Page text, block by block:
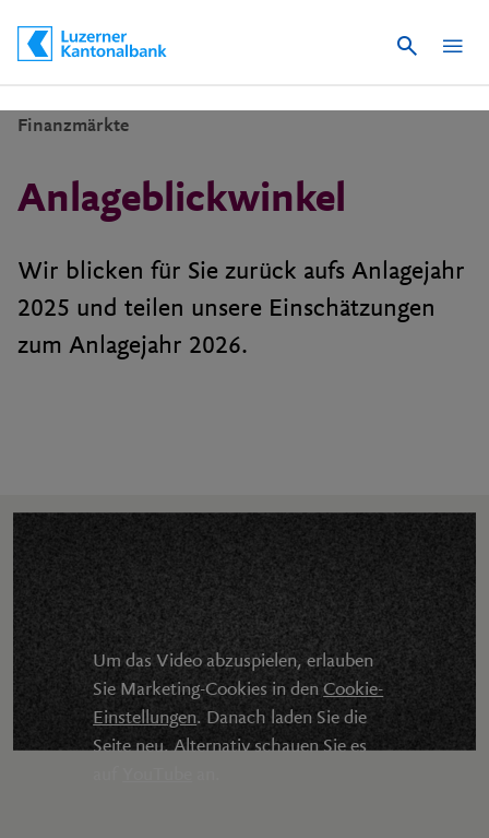
Suche
Finanzmärkte
Anlageblickwinkel
Wir blicken für Sie zurück aufs Anlagejahr
2025 und teilen unsere Einschätzungen
zum Anlagejahr 2026.
Um das Video abzuspielen, erlauben
Sie Marketing-Cookies in denCookie-
Einstellungen. Danach laden Sie die
Seite neu. Alternativ schauen Sie es